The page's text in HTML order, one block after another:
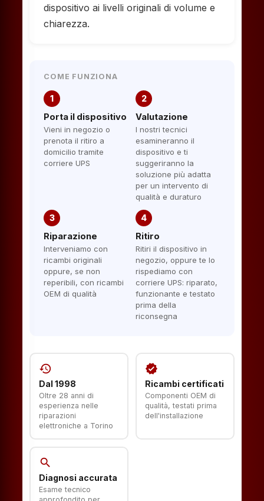
dispositivo ai livelli originali di volume e
chiarezza.
COME FUNZIONA
1
Porta il dispositivo
Vieni in negozio o
prenota il ritiro a
domicilio tramite
corriere UPS
2
Valutazione
I nostri tecnici
esamineranno il
dispositivo e ti
suggeriranno la
soluzione più adatta
per un intervento di
qualità e duraturo
3
Riparazione
Interveniamo con
ricambi originali
oppure, se non
reperibili, con ricambi
OEM di qualità
4
Ritiro
Ritiri il dispositivo in
negozio, oppure te lo
rispediamo con
corriere UPS: riparato,
funzionante e testato
prima della
riconsegna
history
Dal 1998
Oltre 28 anni di
esperienza nelle
riparazioni
elettroniche a Torino
verified
Ricambi certificati
Componenti OEM di
qualità, testati prima
dell'installazione
search
Diagnosi accurata
Esame tecnico
approfondito per